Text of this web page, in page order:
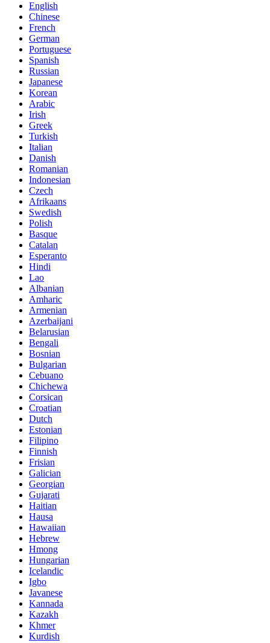
English
Chinese
French
German
Portuguese
Spanish
Russian
Japanese
Korean
Arabic
Irish
Greek
Turkish
Italian
Danish
Romanian
Indonesian
Czech
Afrikaans
Swedish
Polish
Basque
Catalan
Esperanto
Hindi
Lao
Albanian
Amharic
Armenian
Azerbaijani
Belarusian
Bengali
Bosnian
Bulgarian
Cebuano
Chichewa
Corsican
Croatian
Dutch
Estonian
Filipino
Finnish
Frisian
Galician
Georgian
Gujarati
Haitian
Hausa
Hawaiian
Hebrew
Hmong
Hungarian
Icelandic
Igbo
Javanese
Kannada
Kazakh
Khmer
Kurdish